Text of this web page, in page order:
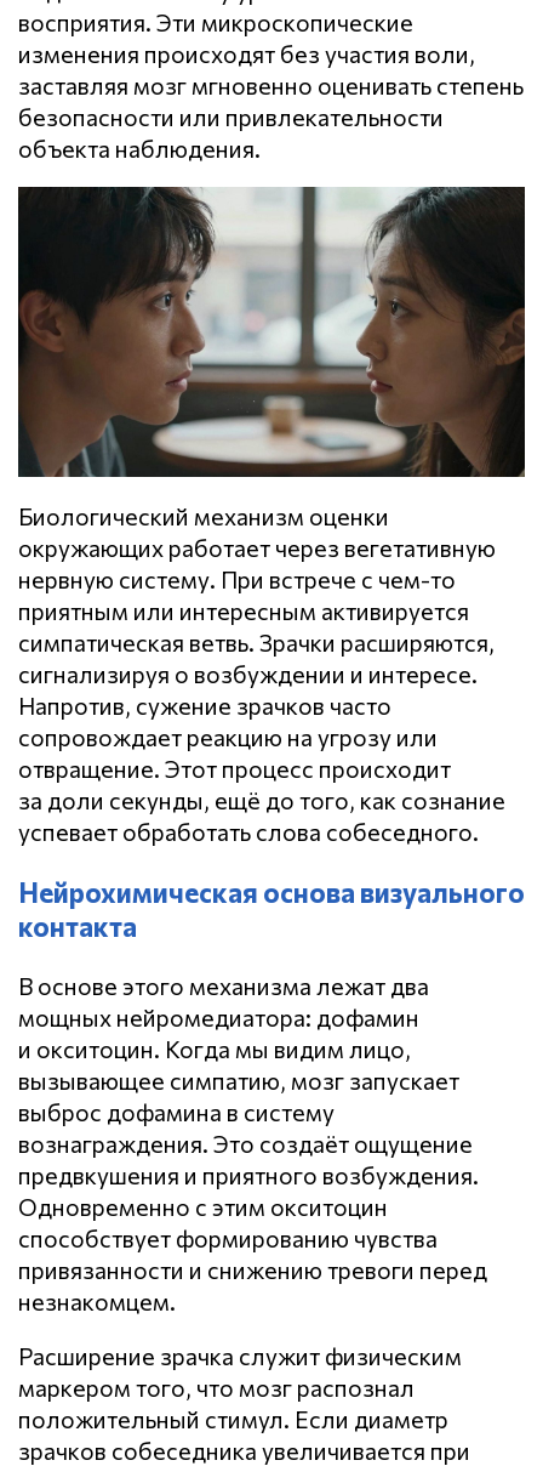
восприятия. Эти микроскопические
изменения происходят без участия воли,
заставляя мозг мгновенно оценивать степень
безопасности или привлекательности
объекта наблюдения.
Биологический механизм оценки
окружающих работает через вегетативную
нервную систему. При встрече с чем-то
приятным или интересным активируется
симпатическая ветвь. Зрачки расширяются,
сигнализируя о возбуждении и интересе.
Напротив, сужение зрачков часто
сопровождает реакцию на угрозу или
отвращение. Этот процесс происходит
за доли секунды, ещё до того, как сознание
успевает обработать слова собеседного.
Нейрохимическая основа визуального
контакта
В основе этого механизма лежат два
мощных нейромедиатора: дофамин
и окситоцин. Когда мы видим лицо,
вызывающее симпатию, мозг запускает
выброс дофамина в систему
вознаграждения. Это создаёт ощущение
предвкушения и приятного возбуждения.
Одновременно с этим окситоцин
способствует формированию чувства
привязанности и снижению тревоги перед
незнакомцем.
Расширение зрачка служит физическим
маркером того, что мозг распознал
положительный стимул. Если диаметр
зрачков собеседника увеличивается при